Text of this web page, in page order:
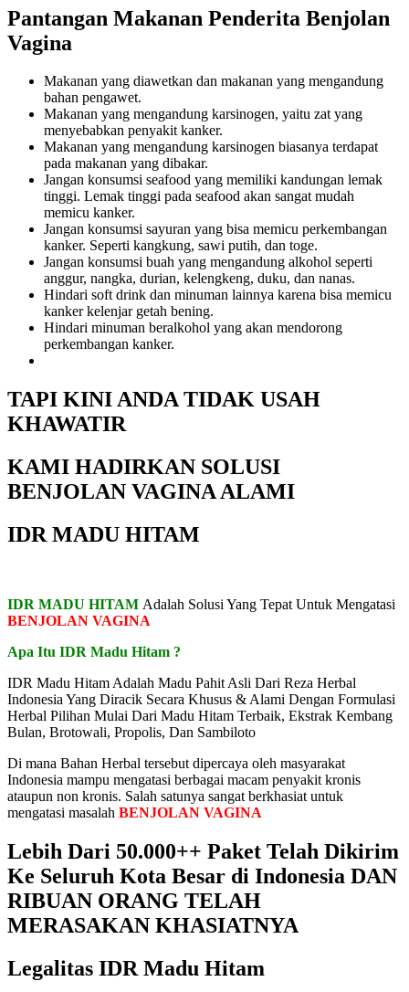
Pantangan Makanan Penderita Benjolan
Vagina
Makanan yang diawetkan dan makanan yang mengandung
bahan pengawet.
Makanan yang mengandung karsinogen, yaitu zat yang
menyebabkan penyakit kanker.
Makanan yang mengandung karsinogen biasanya terdapat
pada makanan yang dibakar.
Jangan konsumsi seafood yang memiliki kandungan lemak
tinggi. Lemak tinggi pada seafood akan sangat mudah
memicu kanker.
Jangan konsumsi sayuran yang bisa memicu perkembangan
kanker. Seperti kangkung, sawi putih, dan toge.
Jangan konsumsi buah yang mengandung alkohol seperti
anggur, nangka, durian, kelengkeng, duku, dan nanas.
Hindari soft drink dan minuman lainnya karena bisa memicu
kanker kelenjar getah bening.
Hindari minuman beralkohol yang akan mendorong
perkembangan kanker.
TAPI KINI ANDA TIDAK USAH
KHAWATIR
KAMI HADIRKAN SOLUSI
BENJOLAN VAGINA ALAMI
IDR MADU HITAM
IDR MADU HITAM Adalah Solusi Yang Tepat Untuk Mengatasi
BENJOLAN VAGINA
Apa Itu IDR Madu Hitam ?
IDR Madu Hitam Adalah Madu Pahit Asli Dari Reza Herbal
Indonesia Yang Diracik Secara Khusus & Alami Dengan Formulasi
Herbal Pilihan Mulai Dari Madu Hitam Terbaik, Ekstrak Kembang
Bulan, Brotowali, Propolis, Dan Sambiloto
Di mana Bahan Herbal tersebut dipercaya oleh masyarakat
Indonesia mampu mengatasi berbagai macam penyakit kronis
ataupun non kronis. Salah satunya sangat berkhasiat untuk
mengatasi masalah BENJOLAN VAGINA
Lebih Dari 50.000++ Paket Telah Dikirim
Ke Seluruh Kota Besar di Indonesia DAN
RIBUAN ORANG TELAH
MERASAKAN KHASIATNYA
Legalitas IDR Madu Hitam